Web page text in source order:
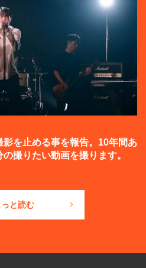
を止める事を報告。10年間あ
撮りたい動画を撮ります。
っと読む